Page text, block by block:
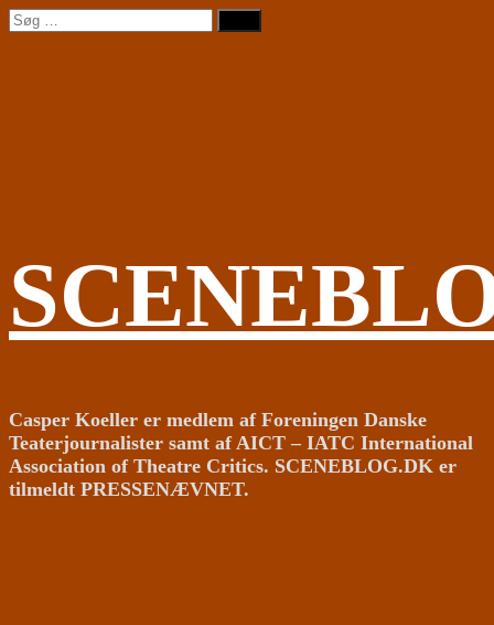
Videre
til
Søg
efter:
Casper Koeller er medlem af Foreningen Danske
Teaterjournalister samt af AICT – IATC International
Association of Theatre Critics. SCENEBLOG.DK er
tilmeldt PRESSENÆVNET.